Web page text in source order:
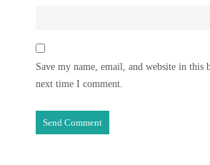
Save my name, email, and website in this
next time I comment.